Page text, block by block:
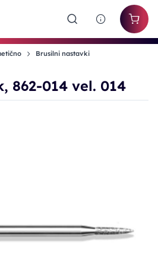
Brusilni nastavki
862-014 vel. 014